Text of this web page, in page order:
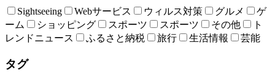
Sightseeing Webサービス ウィルス対策 グルメ
ゲ
ーム
ショッピング スポーツ スポーツ その他
ト
レンドニュース
ふるさと納税 旅行 生活情報 芸能
タグ